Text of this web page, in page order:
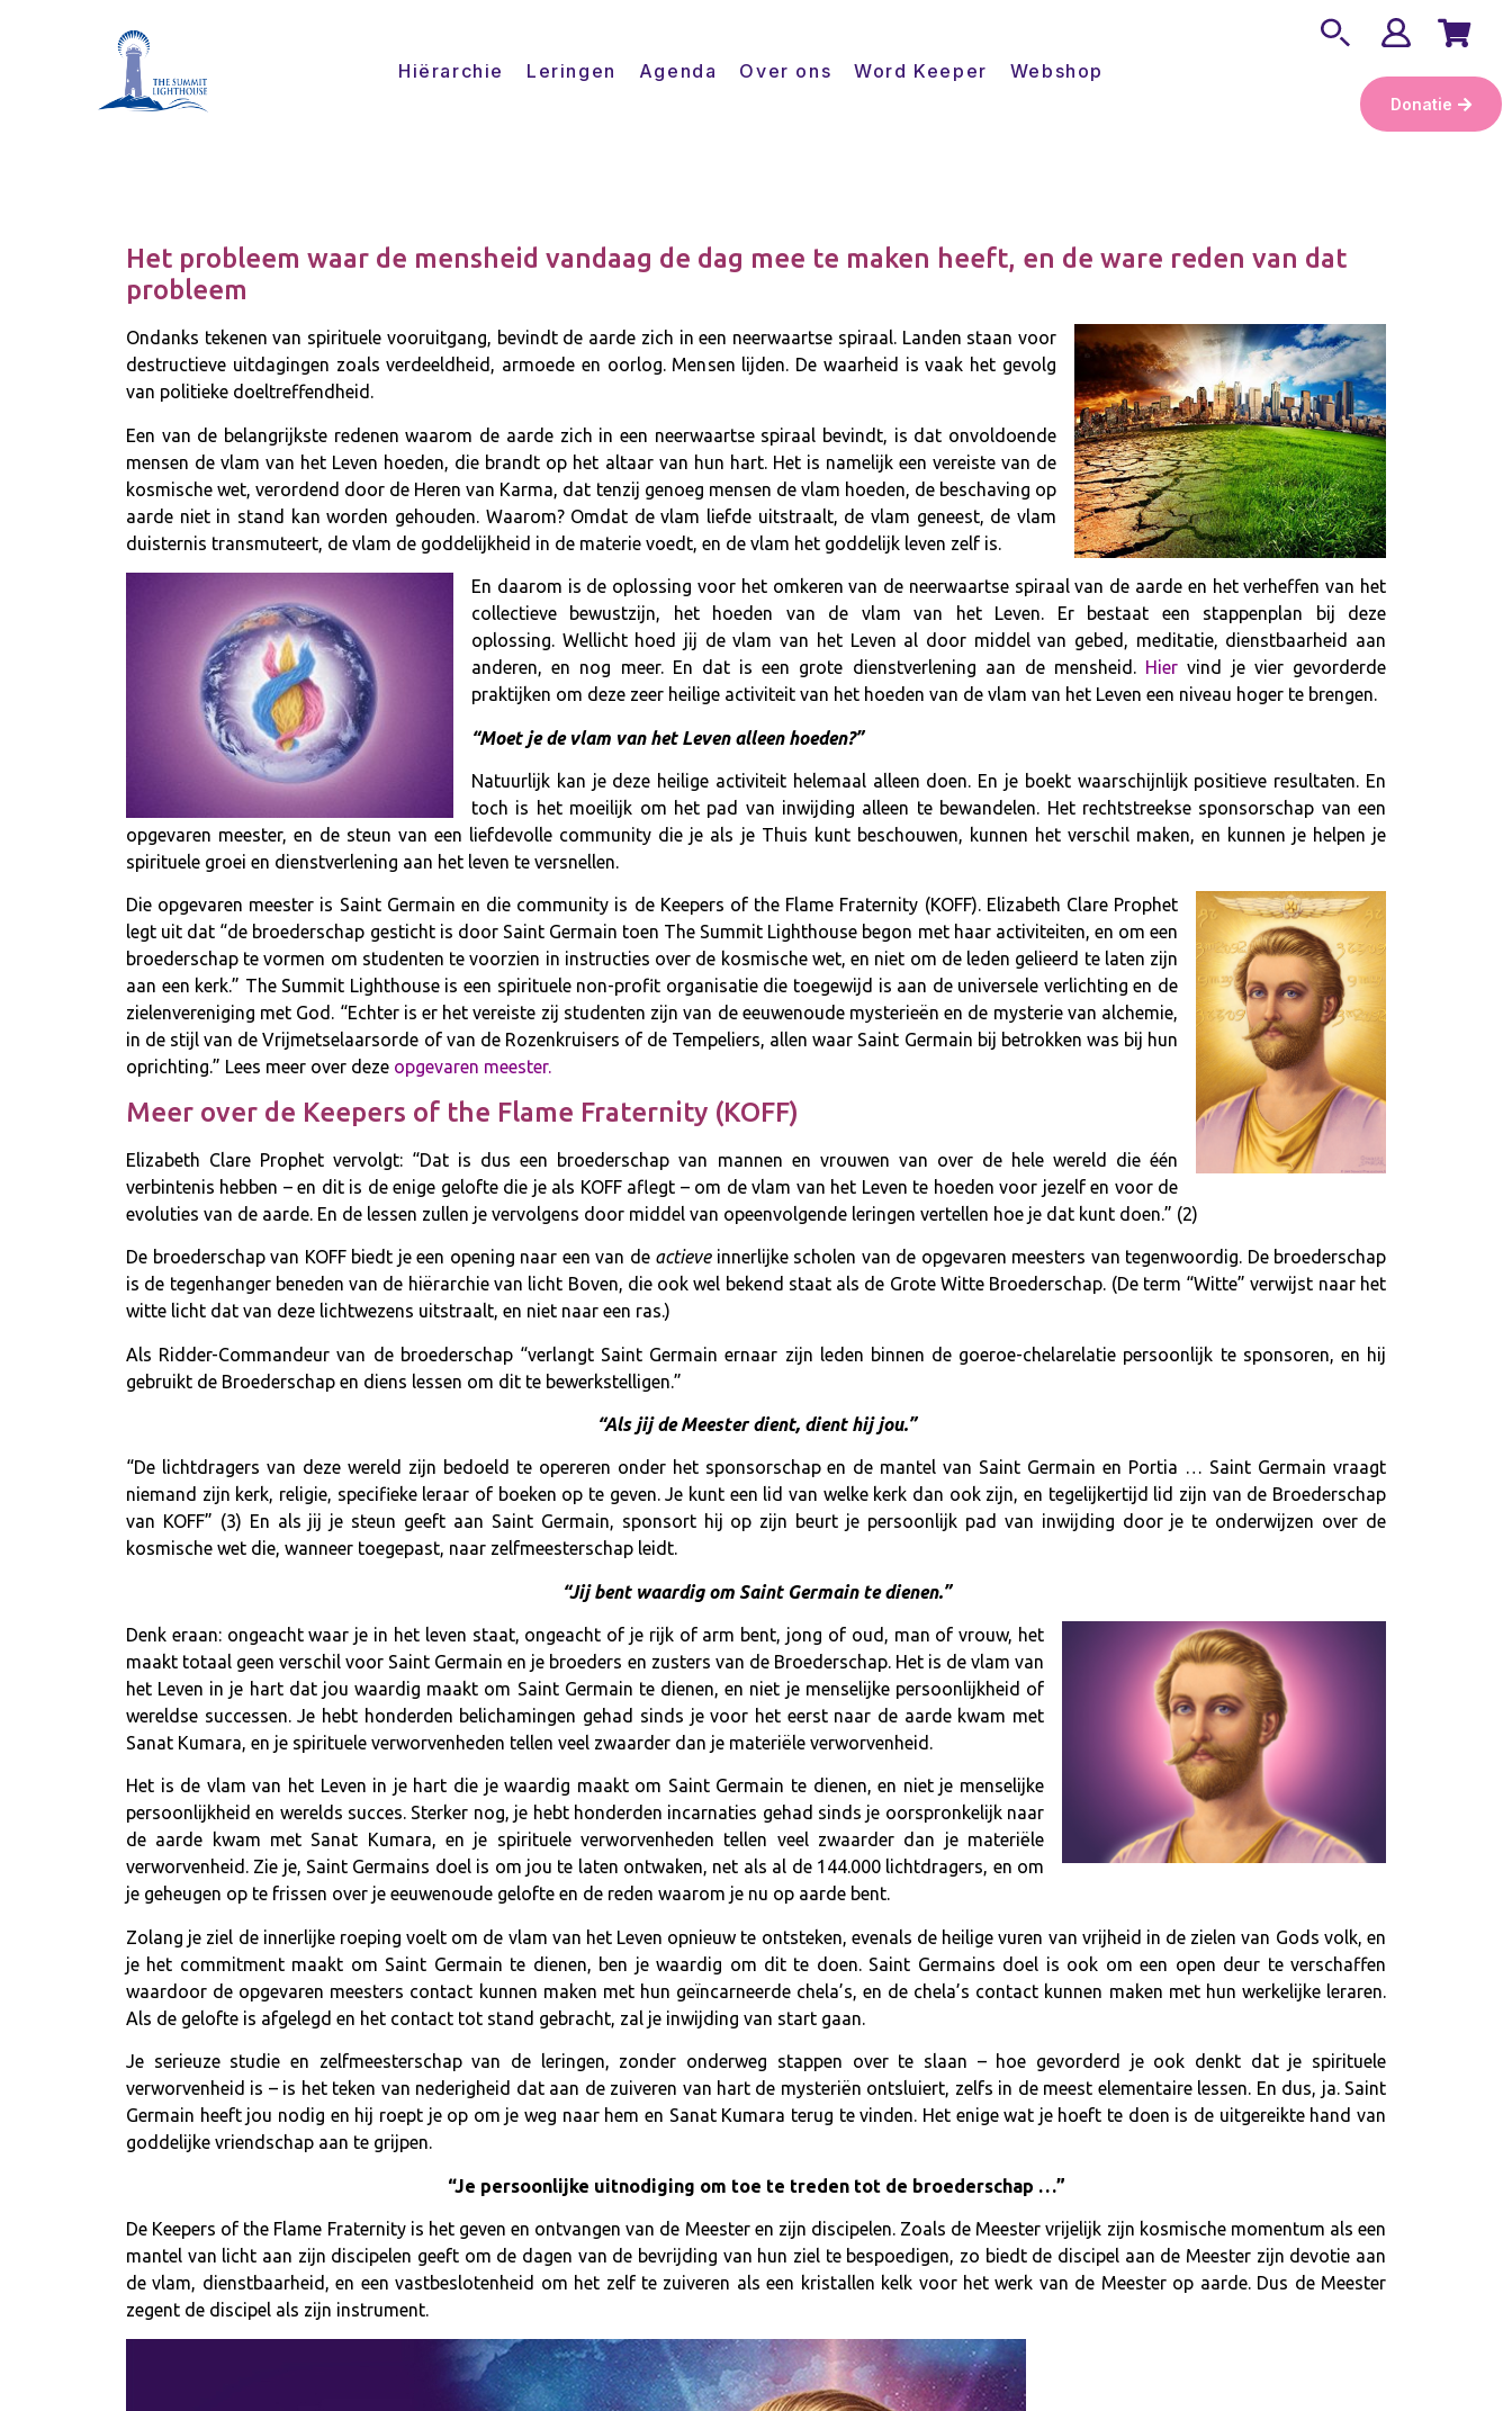
Hiërarchie Leringen Agenda Over ons Word Keeper Webshop
Donatie
Het probleem waar de mensheid vandaag de dag mee te maken heeft, en de ware reden van dat
probleem
Ondanks tekenen van spirituele vooruitgang, bevindt de aarde zich in een neerwaartse spiraal. Landen staan voor
destructieve uitdagingen zoals verdeeldheid, armoede en oorlog. Mensen lijden. De waarheid is vaak het gevolg
van politieke doeltreffendheid.
Een van de belangrijkste redenen waarom de aarde zich in een neerwaartse spiraal bevindt, is dat onvoldoende
mensen de vlam van het Leven hoeden, die brandt op het altaar van hun hart. Het is namelijk een vereiste van de
kosmische wet, verordend door de Heren van Karma, dat tenzij genoeg mensen de vlam hoeden, de beschaving op
aarde niet in stand kan worden gehouden. Waarom? Omdat de vlam liefde uitstraalt, de vlam geneest, de vlam
duisternis transmuteert, de vlam de goddelijkheid in de materie voedt, en de vlam het goddelijk leven zelf is.
En daarom is de oplossing voor het omkeren van de neerwaartse spiraal van de aarde en het verheffen van het
collectieve bewustzijn, het hoeden van de vlam van het Leven. Er bestaat een stappenplan bij deze
oplossing. Wellicht hoed jij de vlam van het Leven al door middel van gebed, meditatie, dienstbaarheid aan
anderen, en nog meer. En dat is een grote dienstverlening aan de mensheid. Hier vind je vier gevorderde
praktijken om deze zeer heilige activiteit van het hoeden van de vlam van het Leven een niveau hoger te brengen.
“Moet je de vlam van het Leven alleen hoeden?”
Natuurlijk kan je deze heilige activiteit helemaal alleen doen. En je boekt waarschijnlijk positieve resultaten. En
toch is het moeilijk om het pad van inwijding alleen te bewandelen. Het rechtstreekse sponsorschap van een
opgevaren meester, en de steun van een liefdevolle community die je als je Thuis kunt beschouwen, kunnen het verschil maken, en kunnen je helpen je
spirituele groei en dienstverlening aan het leven te versnellen.
Die opgevaren meester is Saint Germain en die community is de Keepers of the Flame Fraternity (KOFF). Elizabeth Clare Prophet
legt uit dat “de broederschap gesticht is door Saint Germain toen The Summit Lighthouse begon met haar activiteiten, en om een
broederschap te vormen om studenten te voorzien in instructies over de kosmische wet, en niet om de leden gelieerd te laten zijn
aan een kerk.” The Summit Lighthouse is een spirituele non-profit organisatie die toegewijd is aan de universele verlichting en de
zielenvereniging met God. “Echter is er het vereiste zij studenten zijn van de eeuwenoude mysterieën en de mysterie van alchemie,
in de stijl van de Vrijmetselaarsorde of van de Rozenkruisers of de Tempeliers, allen waar Saint Germain bij betrokken was bij hun
oprichting.” Lees meer over deze opgevaren meester.
Meer over de Keepers of the Flame Fraternity (KOFF)
Elizabeth Clare Prophet vervolgt: “Dat is dus een broederschap van mannen en vrouwen van over de hele wereld die één
verbintenis hebben – en dit is de enige gelofte die je als KOFF aflegt – om de vlam van het Leven te hoeden voor jezelf en voor de
evoluties van de aarde. En de lessen zullen je vervolgens door middel van opeenvolgende leringen vertellen hoe je dat kunt doen.” (2)
De broederschap van KOFF biedt je een opening naar een van de actieveinnerlijke scholen van de opgevaren meesters van tegenwoordig. De broederschap
is de tegenhanger beneden van de hiërarchie van licht Boven, die ook wel bekend staat als de Grote Witte Broederschap. (De term “Witte” verwijst naar het
witte licht dat van deze lichtwezens uitstraalt, en niet naar een ras.)
Als Ridder-Commandeur van de broederschap “verlangt Saint Germain ernaar zijn leden binnen de goeroe-chelarelatie persoonlijk te sponsoren, en hij
gebruikt de Broederschap en diens lessen om dit te bewerkstelligen.”
“Als jij de Meester dient, dient hij jou.”
“De lichtdragers van deze wereld zijn bedoeld te opereren onder het sponsorschap en de mantel van Saint Germain en Portia … Saint Germain vraagt
niemand zijn kerk, religie, specifieke leraar of boeken op te geven. Je kunt een lid van welke kerk dan ook zijn, en tegelijkertijd lid zijn van de Broederschap
van KOFF” (3) En als jij je steun geeft aan Saint Germain, sponsort hij op zijn beurt je persoonlijk pad van inwijding door je te onderwijzen over de
kosmische wet die, wanneer toegepast, naar zelfmeesterschap leidt.
“Jij bent waardig om Saint Germain te dienen.”
Denk eraan: ongeacht waar je in het leven staat, ongeacht of je rijk of arm bent, jong of oud, man of vrouw, het
maakt totaal geen verschil voor Saint Germain en je broeders en zusters van de Broederschap. Het is de vlam van
het Leven in je hart dat jou waardig maakt om Saint Germain te dienen, en niet je menselijke persoonlijkheid of
wereldse successen. Je hebt honderden belichamingen gehad sinds je voor het eerst naar de aarde kwam met
Sanat Kumara, en je spirituele verworvenheden tellen veel zwaarder dan je materiële verworvenheid.
Het is de vlam van het Leven in je hart die je waardig maakt om Saint Germain te dienen, en niet je menselijke
persoonlijkheid en werelds succes. Sterker nog, je hebt honderden incarnaties gehad sinds je oorspronkelijk naar
de aarde kwam met Sanat Kumara, en je spirituele verworvenheden tellen veel zwaarder dan je materiële
verworvenheid. Zie je, Saint Germains doel is om jou te laten ontwaken, net als al de 144.000 lichtdragers, en om
je geheugen op te frissen over je eeuwenoude gelofte en de reden waarom je nu op aarde bent.
Zolang je ziel de innerlijke roeping voelt om de vlam van het Leven opnieuw te ontsteken, evenals de heilige vuren van vrijheid in de zielen van Gods volk, en
je het commitment maakt om Saint Germain te dienen, ben je waardig om dit te doen. Saint Germains doel is ook om een open deur te verschaffen
waardoor de opgevaren meesters contact kunnen maken met hun geïncarneerde chela’s, en de chela’s contact kunnen maken met hun werkelijke leraren.
Als de gelofte is afgelegd en het contact tot stand gebracht, zal je inwijding van start gaan.
Je serieuze studie en zelfmeesterschap van de leringen, zonder onderweg stappen over te slaan – hoe gevorderd je ook denkt dat je spirituele
verworvenheid is – is het teken van nederigheid dat aan de zuiveren van hart de mysteriën ontsluiert, zelfs in de meest elementaire lessen. En dus, ja. Saint
Germain heeft jou nodig en hij roept je op om je weg naar hem en Sanat Kumara terug te vinden. Het enige wat je hoeft te doen is de uitgereikte hand van
goddelijke vriendschap aan te grijpen.
“Je persoonlijke uitnodiging om toe te treden tot de broederschap …”
De Keepers of the Flame Fraternity is het geven en ontvangen van de Meester en zijn discipelen. Zoals de Meester vrijelijk zijn kosmische momentum als een
mantel van licht aan zijn discipelen geeft om de dagen van de bevrijding van hun ziel te bespoedigen, zo biedt de discipel aan de Meester zijn devotie aan
de vlam, dienstbaarheid, en een vastbeslotenheid om het zelf te zuiveren als een kristallen kelk voor het werk van de Meester op aarde. Dus de Meester
zegent de discipel als zijn instrument.